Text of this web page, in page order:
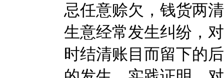
忌任意赊欠，钱货两
生意经常发生纠纷，
时结清账目而留下的